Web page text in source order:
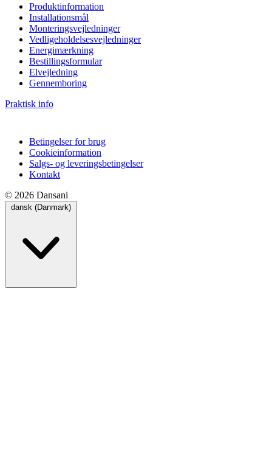
Produktinformation
Installationsmål
Monteringsvejledninger
Vedligeholdelsesvejledninger
Energimærkning
Bestillingsformular
Elvejledning
Gennemboring
Praktisk info
Betingelser for brug
Cookieinformation
Salgs- og leveringsbetingelser
Kontakt
© 2026 Dansani
dansk (Danmark)